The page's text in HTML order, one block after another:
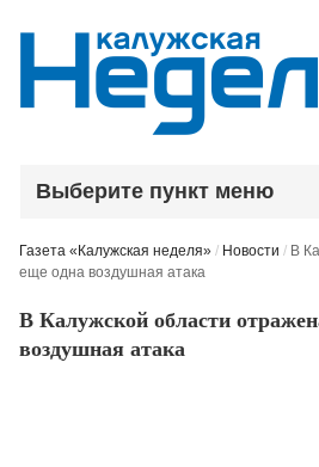
Выберите пункт меню
Газета «Калужская неделя» / Новости / В
еще одна воздушная атака
В Калужской области
воздушная атака